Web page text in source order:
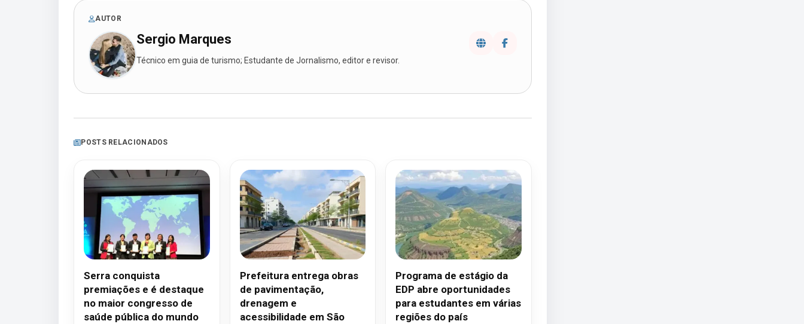
AUTOR
Sergio Marques
Técnico em guia de turismo; Estudante de Jornalismo, editor e revisor.
POSTS RELACIONADOS
Serra conquista
premiações e é destaque
no maior congresso de
saúde pública do mundo
Prefeitura entrega obras
de pavimentação,
drenagem e
acessibilidade em São
Programa de estágio da
EDP abre oportunidades
para estudantes em várias
regiões do país